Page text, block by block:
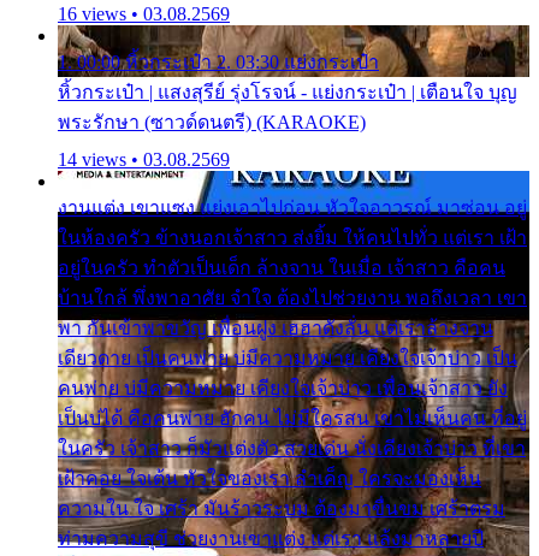
16 views • 03.08.2569
1. 00:00 หิ้วกระเป๋า 2. 03:30 แย่งกระเป๋า
หิ้วกระเป๋า | แสงสุรีย์ รุ่งโรจน์ - แย่งกระเป๋า | เตือนใจ บุญ
พระรักษา (ซาวด์ดนตรี) (KARAOKE)
14 views • 03.08.2569
งานแต่ง เขาแซง แย่งเอาไปก่อน หัวใจอาวรณ์ มาซ่อน อยู่
ในห้องครัว ข้างนอกเจ้าสาว ส่งยิ้ม ให้คนไปทั่ว แต่เรา เฝ้า
อยู่ในครัว ทำตัวเป็นเด็ก ล้างจาน ในเมื่อ เจ้าสาว คือคน
บ้านใกล้ พึ่งพาอาศัย จำใจ ต้องไปช่วยงาน พอถึงเวลา เขา
พา กันเข้าพาขวัญ เพื่อนฝูง เฮฮาดังลั่น แต่เราล้างจาน
เดียวดาย เป็นคนพ่าย บ่มีความหมาย เคียงใจเจ้าบ่าว เป็น
คนพ่าย บ่มีความหมาย เคียงใจเจ้าบ่าว เพื่อนเจ้าสาว ยัง
เป็นบ่ได้ คือคนพ่าย ฮักคน ไม่มีใครสน เขาไม่เห็นคน ที่อยู่
ในครัว เจ้าสาว ก็มัวแต่งตัว สวยเด่น นั่งเคียงเจ้าบ่าว ที่เขา
เฝ้าคอย ใจเต้น หัวใจของเรา ลำเค็ญ ใครจะมองเห็น
ความใน ใจ เศร้า มันร้าวระบม ต้องมาขื่นขม เศร้าตรม
ท่ามความสุขี ช่วยงานเขาแต่ง แต่เรา แล้งมาหลายปี